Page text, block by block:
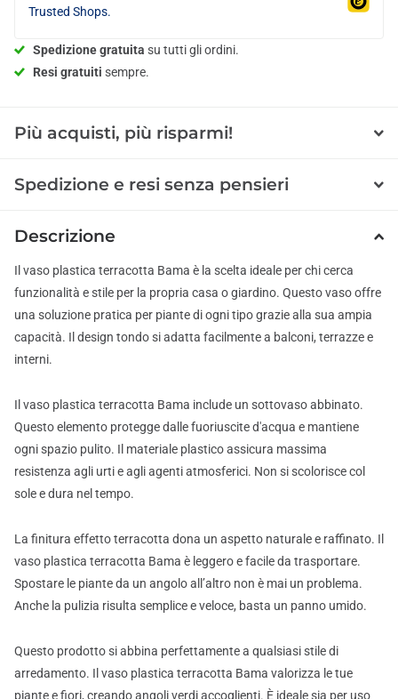
Trusted Shops.
Spedizione gratuita su tutti gli ordini.
Resi gratuiti sempre.
Più acquisti, più risparmi!
Spedizione e resi senza pensieri
Descrizione
Il vaso plastica terracotta Bama è la scelta ideale per chi cerca
funzionalità e stile per la propria casa o giardino. Questo vaso offre
una soluzione pratica per piante di ogni tipo grazie alla sua ampia
capacità. Il design tondo si adatta facilmente a balconi, terrazze e
interni.
Il vaso plastica terracotta Bama include un sottovaso abbinato.
Questo elemento protegge dalle fuoriuscite d'acqua e mantiene
ogni spazio pulito. Il materiale plastico assicura massima
resistenza agli urti e agli agenti atmosferici. Non si scolorisce col
sole e dura nel tempo.
La finitura effetto terracotta dona un aspetto naturale e raffinato. Il
vaso plastica terracotta Bama è leggero e facile da trasportare.
Spostare le piante da un angolo all’altro non è mai un problema.
Anche la pulizia risulta semplice e veloce, basta un panno umido.
Questo prodotto si abbina perfettamente a qualsiasi stile di
arredamento. Il vaso plastica terracotta Bama valorizza le tue
piante e fiori, creando angoli verdi accoglienti. È ideale sia per uso